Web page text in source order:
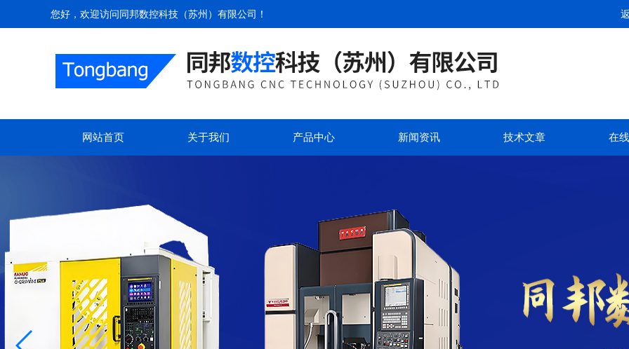
您好，欢迎访问同邦数控科技（苏州）有限公司 ！
网站首页 关于我们 产品中心 新闻资讯 技术文章 在